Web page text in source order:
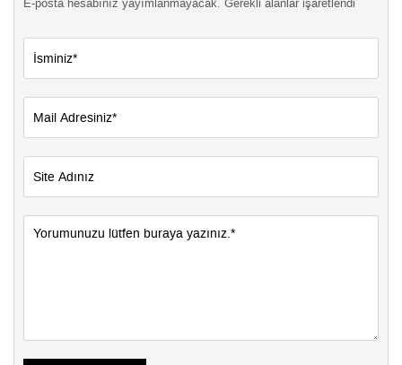
E-posta hesabınız yayımlanmayacak. Gerekli alanlar işaretlendi